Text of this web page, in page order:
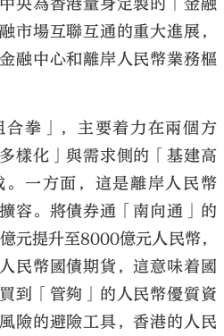
文匯
央為香港量身定製的「金融
市場互聯互通的重大進展，
融中心和離岸人民幣業務樞
拳」，主要着力在兩個方
樣化」與需求側的「基建高
一方面，這是離岸人民幣
容。將債券通「南向通」的
元提升至8000億元人民幣，
民幣國債期貨，這意味着國
到「管夠」的人民幣優質資
險的避險工具，香港的人民